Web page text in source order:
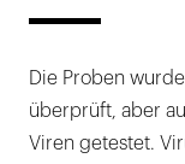
Die Proben
überprüft, aber
Viren getestet.